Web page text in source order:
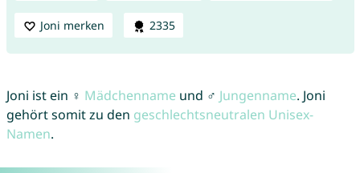
Joni merken 2335
Joni ist ein ♀ Mädchenname und ♂ Jungenname. Joni
gehört somit zu den geschlechtsneutralen Unisex-
Namen.